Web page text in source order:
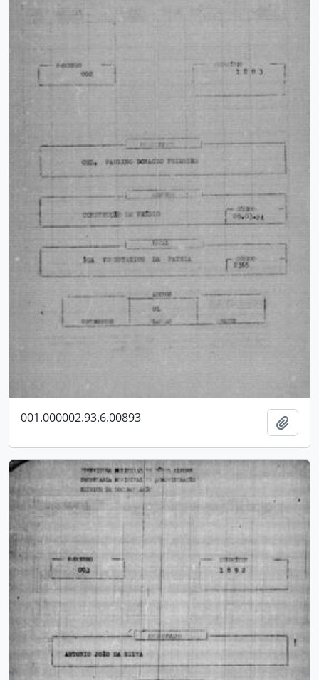
001.000002.93.6.00893